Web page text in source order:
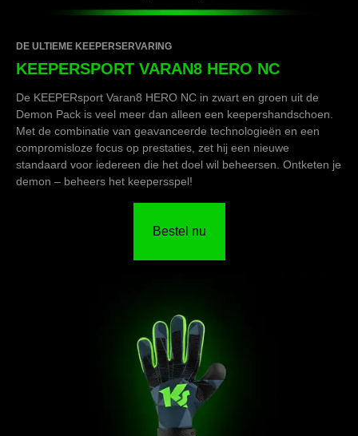
DE ULTIEME KEEPERSERVARING
KEEPERSPORT VARAN8 HERO NC
De KEEPERsport Varan8 HERO NC in zwart en groen uit de
Demon Pack is veel meer dan alleen een keepershandschoen.
Met de combinatie van geavanceerde technologieën en een
compromisloze focus op prestaties, zet hij een nieuwe
standaard voor iedereen die het doel wil beheersen. Ontketen je
demon – beheers het keepersspel!
Bestel nu